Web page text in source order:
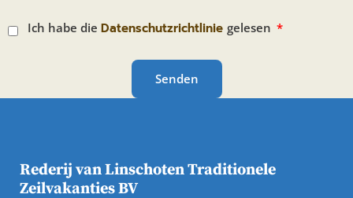
Ich habe die Datenschutzrichtlinie gelesen
Senden
Rederij van Linschoten Traditionele
Zeilvakanties BV